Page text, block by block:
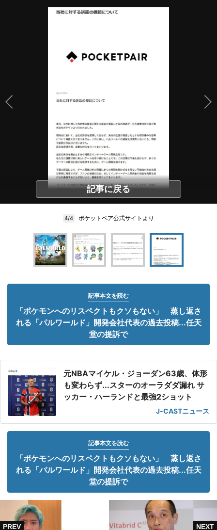
記事に戻る
4/4 ポケットペア公式サイトより
記事本文を読む
「ポケモンへのリスペクトもクソもない」 蒸し返さ
れる「パルワールド」開発会社代表の過去投稿...任天
堂の提訴で
元NBAマイケル・ジョーダン63歳、体形
も変わらず...スターのオーラダダ漏れ サ
ッカー・ハーランドと最強2ショット
J-CASTニュース
記事本文を読む
「ポケモンへのリスペクトもクソもない」 蒸し返さ
れる「パルワールド」開発会社代表の過去投稿...任天
堂の提訴で